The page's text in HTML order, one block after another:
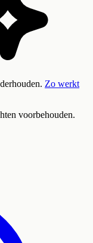
Zo werkt
voorbehouden.